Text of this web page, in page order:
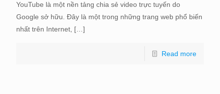
YouTube là một nền tảng chia sẻ video trực tuyến do
Google sở hữu. Đây là một trong những trang web phổ biến
nhất trên Internet, […]
Read more